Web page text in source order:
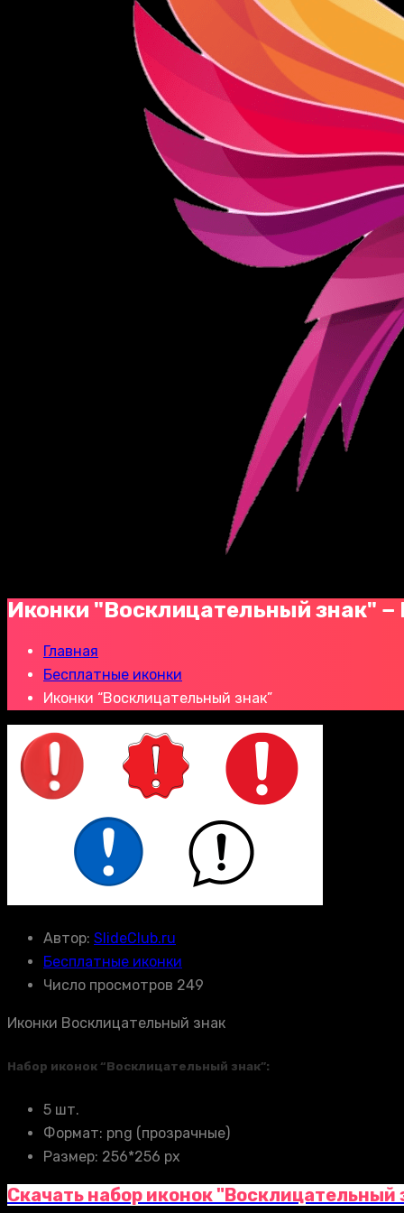
Иконки "Восклицательный знак"
Главная
Бесплатные иконки
Иконки “Восклицательный знак”
Автор: SlideClub.ru
Бесплатные иконки
Число просмотров 249
Иконки Восклицательный знак
Набор иконок “Восклицательный знак”:
5 шт.
Формат: png (прозрачные)
Размер: 256*256 px
Скачать набор иконок "Восклицательный